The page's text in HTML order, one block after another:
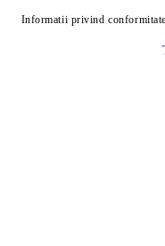
Informatii privind